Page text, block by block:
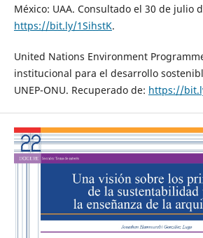
México: UAA. Consultado el 30 de julio
https://bit.ly/1SihstK.
United Nations Environment
institucional para el desarrollo
UNEP-ONU. Recuperado de: https://